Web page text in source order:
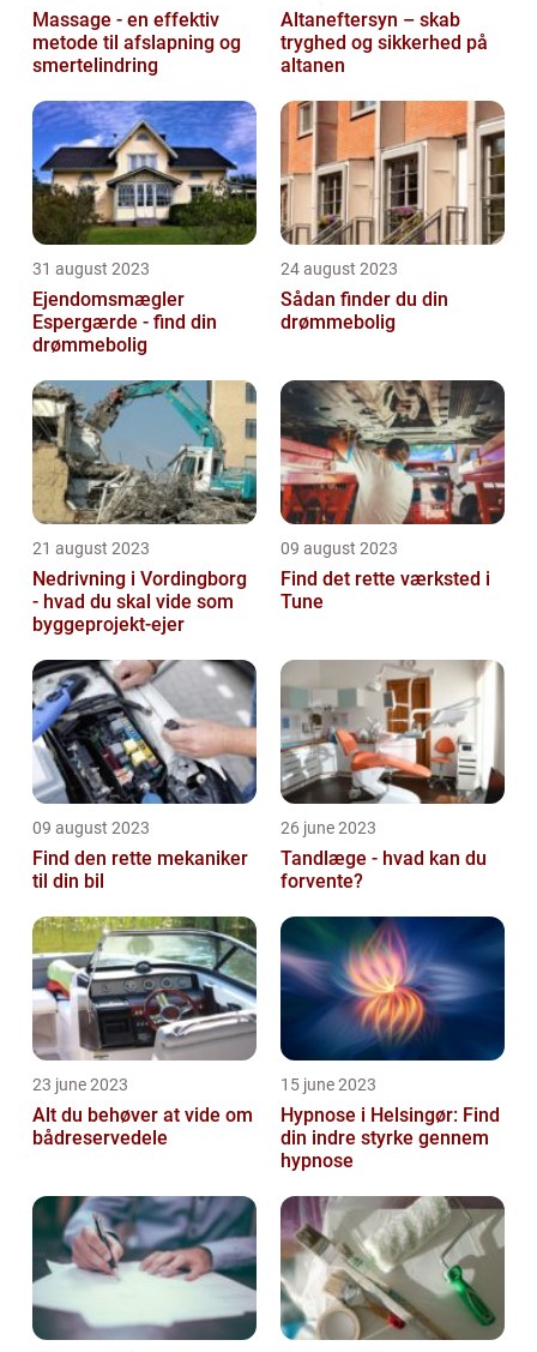
Massage - en effektiv
metode til afslapning og
smertelindring
Altaneftersyn – skab
tryghed og sikkerhed på
altanen
31 august 2023
Ejendomsmægler
Espergærde - find din
drømmebolig
24 august 2023
Sådan finder du din
drømmebolig
21 august 2023
Nedrivning i Vordingborg
- hvad du skal vide som
byggeprojekt-ejer
09 august 2023
Find det rette værksted i
Tune
09 august 2023
Find den rette mekaniker
til din bil
26 june 2023
Tandlæge - hvad kan du
forvente?
23 june 2023
Alt du behøver at vide om
bådreservedele
15 june 2023
Hypnose i Helsingør: Find
din indre styrke gennem
hypnose